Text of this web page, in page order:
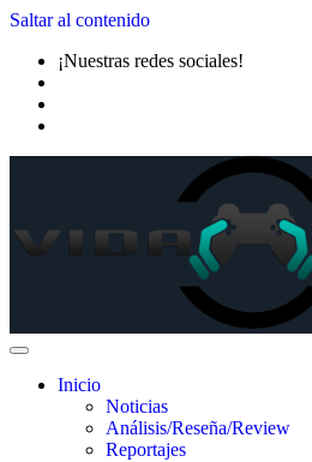
Saltar al contenido
¡Nuestras redes sociales!
Inicio
Noticias
Análisis/Reseña/Review
Reportajes